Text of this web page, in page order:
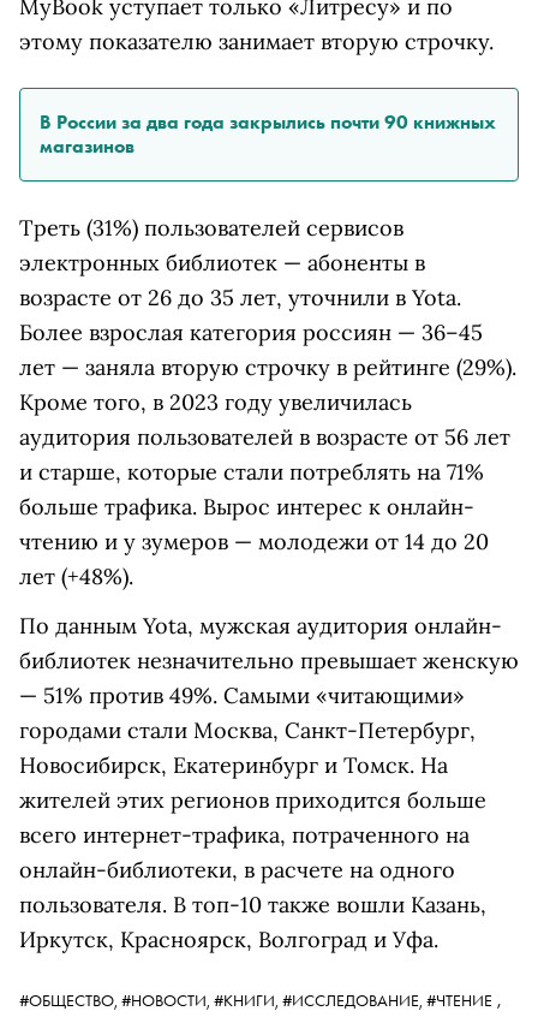
MyBook уступает только «Литресу» и по
этому показателю занимает вторую строчку.
В России за два года закрылись почти 90 книжных
магазинов
Треть (31%) пользователей сервисов
электронных библиотек — абоненты в
возрасте от 26 до 35 лет, уточнили в Yota.
Более взрослая категория россиян — 36–45
лет — заняла вторую строчку в рейтинге (29%).
Кроме того, в 2023 году увеличилась
аудитория пользователей в возрасте от 56 лет
и старше, которые стали потреблять на 71%
больше трафика. Вырос интерес к онлайн-
чтению и у зумеров — молодежи от 14 до 20
лет (+48%).
По данным Yota, мужская аудитория онлайн-
библиотек незначительно превышает женскую
— 51% против 49%. Самыми «читающими»
городами стали Москва, Санкт-Петербург,
Новосибирск, Екатеринбург и Томск. На
жителей этих регионов приходится больше
всего интернет-трафика, потраченного на
онлайн-библиотеки, в расчете на одного
пользователя. В топ-10 также вошли Казань,
Иркутск, Красноярск, Волгоград и Уфа.
#ОБЩЕСТВО, #НОВОСТИ, #КНИГИ, #ИССЛЕДОВАНИЕ, #ЧТЕНИЕ ,